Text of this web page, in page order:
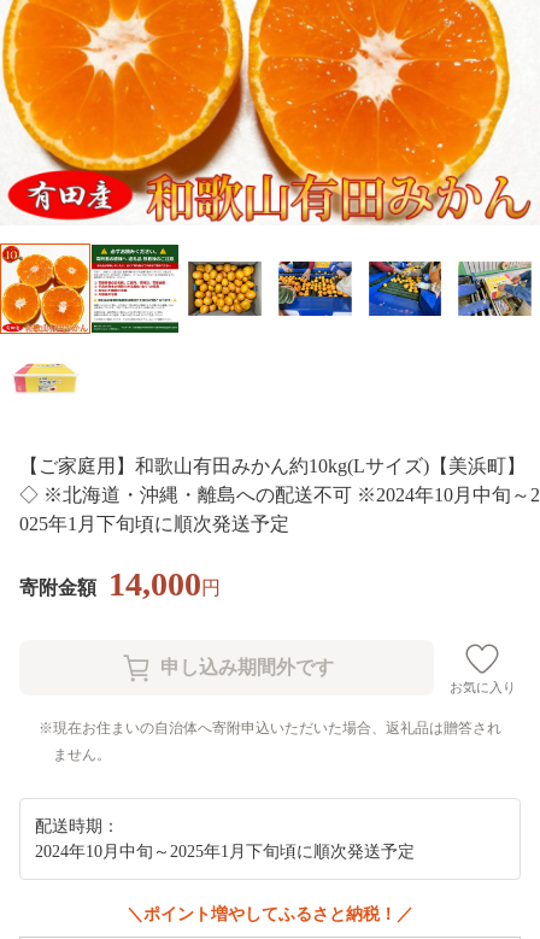
【ご家庭用】和歌山有田みかん約10kg(Lサイズ)【美浜町】
◇ ※北海道・沖縄・離島への配送不可 ※2024年10月中旬～2
025年1月下旬頃に順次発送予定
寄附金額 14,000円
お気に入り
現在お住まいの自治体へ寄附申込いただいた場合、返礼品は贈答され
ません。
配送時期：
2024年10月中旬～2025年1月下旬頃に順次発送予定
＼ポイント増やしてふるさと納税！／